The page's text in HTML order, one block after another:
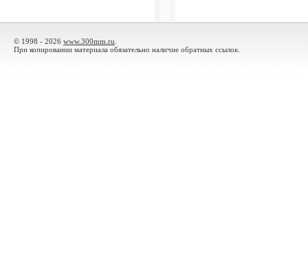
© 1998 - 2026 www.300mm.ru
При копировании материала обязательно наличие обратных ссылок.